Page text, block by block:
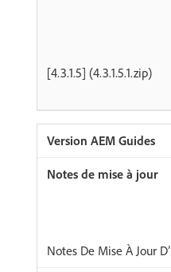
[4.3.1.5] (4.3.1.5.1.zip)
Notes De Mise À Jour D’